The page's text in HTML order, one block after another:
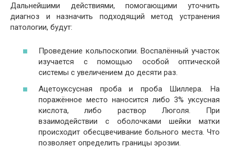
Дальнейшими действиями, помогающими уточнить
диагноз и назначить подходящий метод устранения
патологии, будут:
Проведение кольпоскопии. Воспалённый участок
изучается с помощью особой оптической
системы с увеличением до десяти раз.
Ацетоуксусная проба и проба Шиллера. На
поражённое место наносится либо 3% уксусная
кислота, либо раствор Люголя. При
взаимодействии с оболочками шейки матки
происходит обесцвечивание больного места. Что
позволяет определить границы эрозии.